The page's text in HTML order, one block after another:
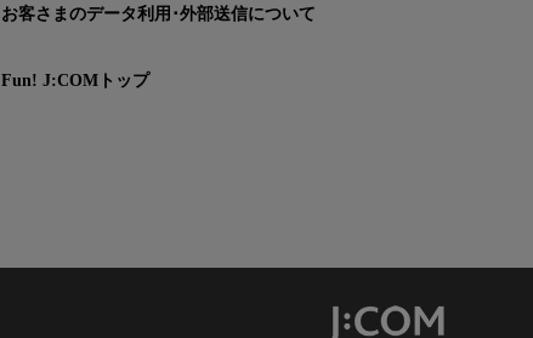
お客さまのデータ利用･外部送信について
Fun! J:COMトップ